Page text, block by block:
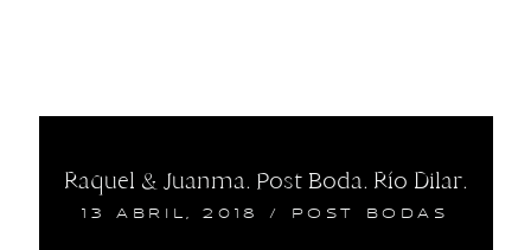
Raquel & Juanma. Post Boda. Río Dilar.
13 ABRIL, 2018 / POST BODAS